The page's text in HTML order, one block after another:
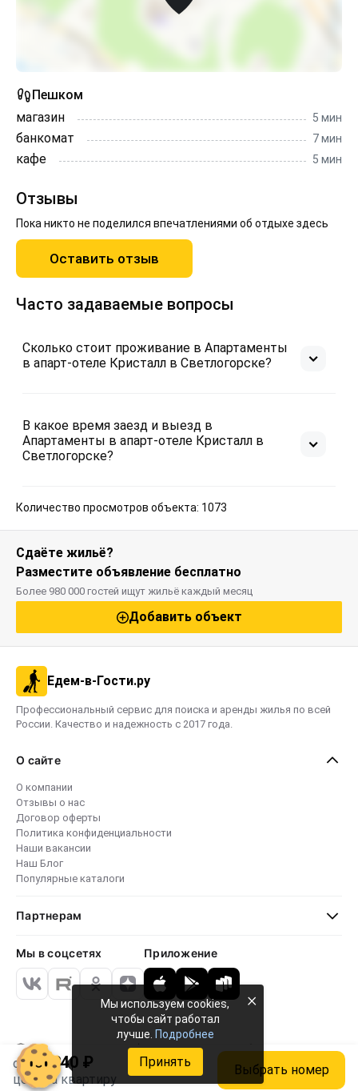
Пешком
магазин
5 мин
банкомат 7 мин
кафе 5 мин
Отзывы
Пока никто не поделился впечатлениями об отдыхе здесь
Оставить отзыв
Часто задаваемые вопросы
Сколько стоит проживание в Апартаменты
в апарт-отеле Кристалл в Светлогорске?
В какое время заезд и выезд в
Апартаменты в апарт-отеле Кристалл в
Светлогорске?
Количество просмотров объекта: 1073
от15 340 ₽
цена за квартиру
Выбрать номер
Сдаёте жильё?
Разместите объявление бесплатно
Более 980 000 гостей ищут жильё каждый месяц
Добавить объект
Едем-в-Гости.ру
Профессиональный сервис для поиска и аренды жилья по всей
России. Качество и надежность с 2017 года.
О сайте
О компании
Отзывы о нас
Договор оферты
Политика конфиденциальности
Наши вакансии
Наш Блог
Популярные каталоги
Партнерам
Мы в соцсетях Приложение
Безопасные платежи 4.8 · 24 000 отзывов 79 763+ объектов
© 2017-2026 ООО "Едем-в-Гости.ру"
Мы используем cookies,
чтобы сайт работал
лучше. Подробнее
×
Принять